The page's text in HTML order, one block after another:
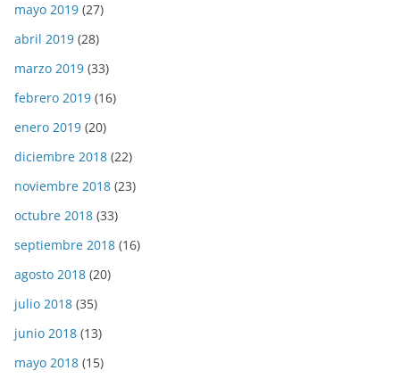
mayo 2019 (27)
abril 2019 (28)
marzo 2019 (33)
febrero 2019 (16)
enero 2019 (20)
diciembre 2018 (22)
noviembre 2018 (23)
octubre 2018 (33)
septiembre 2018 (16)
agosto 2018 (20)
julio 2018 (35)
junio 2018 (13)
mayo 2018 (15)